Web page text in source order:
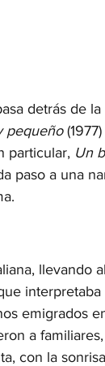
detrás de la
pequeño
particular, Un
paso a una
llevando
interpretaba
emigrados
a
con la